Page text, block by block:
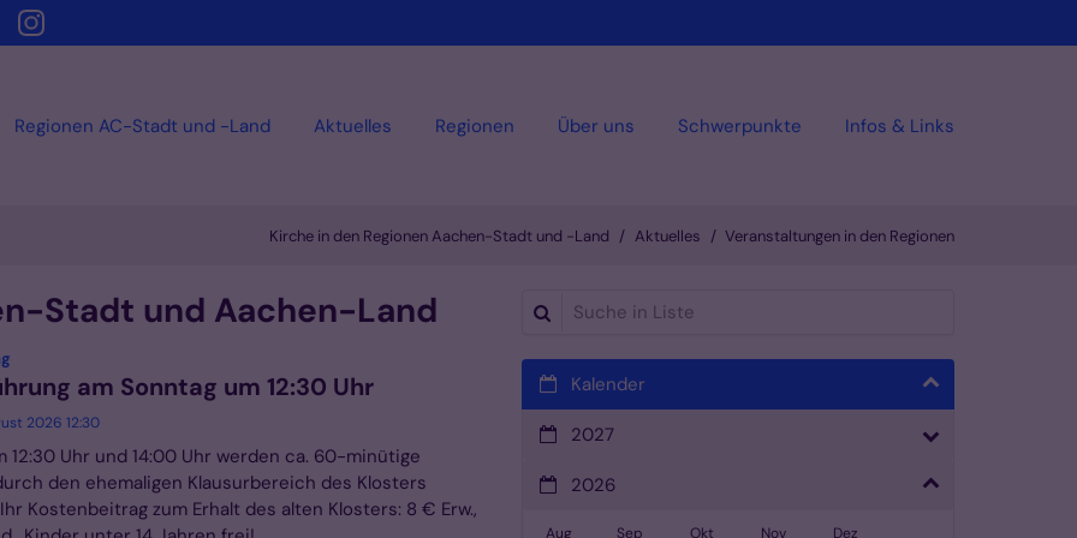
Regionen AC-Stadt und -Land Aktuelles Regionen Über uns Schwerpunkte Infos & Links
Kirche in den Regionen Aachen-Stadt und -Land Aktuelles Veranstaltungen in den Regionen
Stadt und Aachen-Land
am Sonntag um 12:30 Uhr
2026 12:30
12:30 Uhr und 14:00 Uhr werden ca. 60-minütige
den ehemaligen Klausurbereich des Klosters
Kostenbeitrag zum Erhalt des alten Klosters: 8 € Erw.,
Suche in Liste
Kalender
2027
2026
Aug Sep Okt Nov Dez